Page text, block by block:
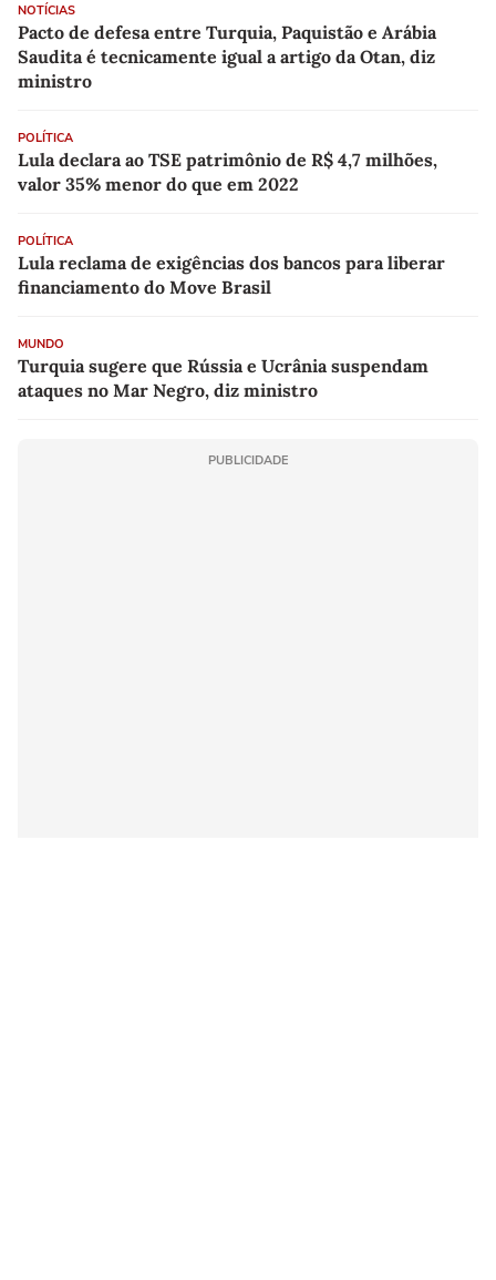
NOTÍCIAS
Pacto de defesa entre Turquia, Paquistão e Arábia
Saudita é tecnicamente igual a artigo da Otan, diz
ministro
POLÍTICA
Lula declara ao TSE patrimônio de R$ 4,7 milhões,
valor 35% menor do que em 2022
POLÍTICA
Lula reclama de exigências dos bancos para liberar
financiamento do Move Brasil
MUNDO
Turquia sugere que Rússia e Ucrânia suspendam
ataques no Mar Negro, diz ministro
PUBLICIDADE